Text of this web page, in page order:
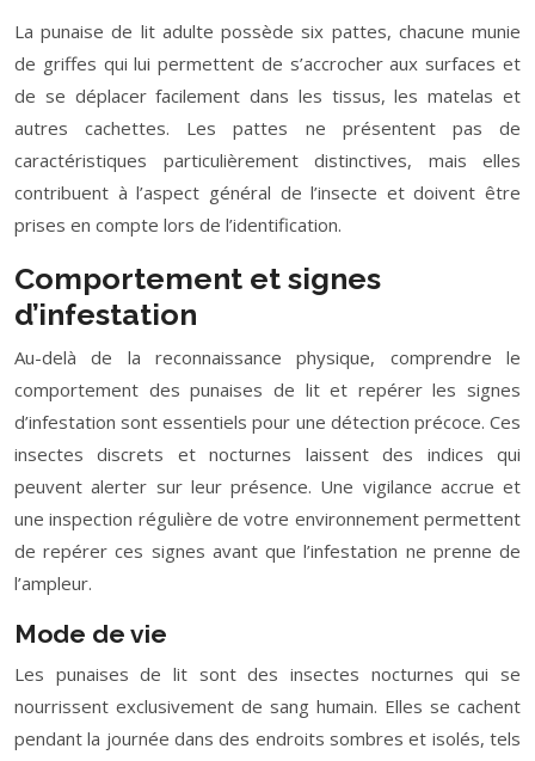
La punaise de lit adulte possède six pattes, chacune munie
de griffes qui lui permettent de s’accrocher aux surfaces et
de se déplacer facilement dans les tissus, les matelas et
autres cachettes. Les pattes ne présentent pas de
caractéristiques particulièrement distinctives, mais elles
contribuent à l’aspect général de l’insecte et doivent être
prises en compte lors de l’identification.
Comportement et signes
d’infestation
Au-delà de la reconnaissance physique, comprendre le
comportement des punaises de lit et repérer les signes
d’infestation sont essentiels pour une détection précoce. Ces
insectes discrets et nocturnes laissent des indices qui
peuvent alerter sur leur présence. Une vigilance accrue et
une inspection régulière de votre environnement permettent
de repérer ces signes avant que l’infestation ne prenne de
l’ampleur.
Mode de vie
Les punaises de lit sont des insectes nocturnes qui se
nourrissent exclusivement de sang humain. Elles se cachent
pendant la journée dans des endroits sombres et isolés, tels